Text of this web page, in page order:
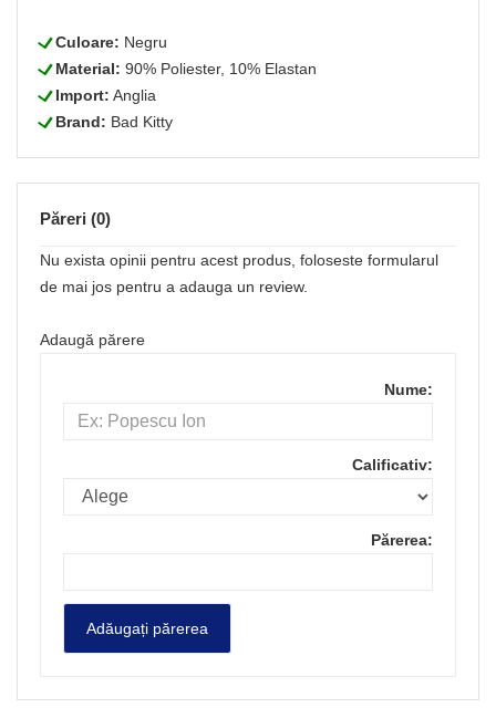
LCuloare: Negru
LMaterial: 90% Poliester, 10% Elastan
LImport: Anglia
LBrand: Bad Kitty
Păreri (0)
Nu exista opinii pentru acest produs, foloseste formularul
de mai jos pentru a adauga un review.
Adaugă părere
Nume:
Calificativ:
Părerea: